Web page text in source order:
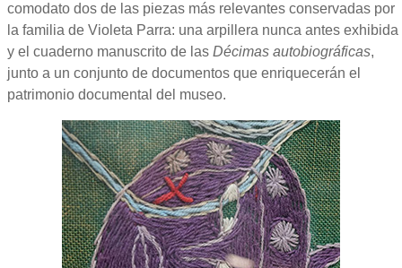
comodato dos de las piezas más relevantes conservadas por
la familia de Violeta Parra: una arpillera nunca antes exhibida
y el cuaderno manuscrito de las Décimas autobiográficas,
junto a un conjunto de documentos que enriquecerán el
patrimonio documental del museo.